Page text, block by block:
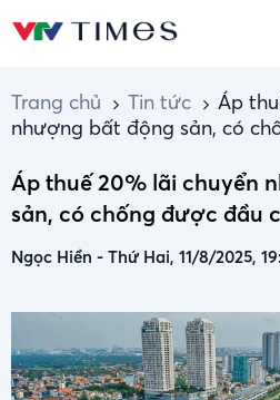
Trang chủ Tin tức
Áp
nhượng bất động sản, có
Áp thuế 20% lãi chuyển
sản, có chống được đầu
Ngọc Hiền - Thứ Hai, 11/8/2025,